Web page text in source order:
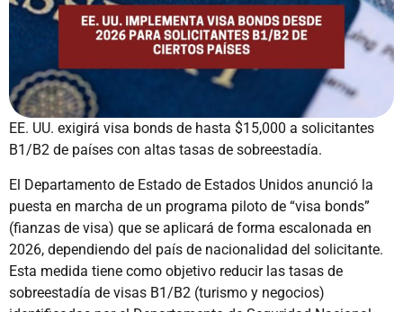
EE. UU. exigirá visa bonds de hasta $15,000 a solicitantes
B1/B2 de países con altas tasas de sobreestadía.
El Departamento de Estado de Estados Unidos anunció la
puesta en marcha de un programa piloto de “visa bonds”
(fianzas de visa) que se aplicará de forma escalonada en
2026, dependiendo del país de nacionalidad del solicitante.
Esta medida tiene como objetivo reducir las tasas de
sobreestadía de visas B1/B2 (turismo y negocios)